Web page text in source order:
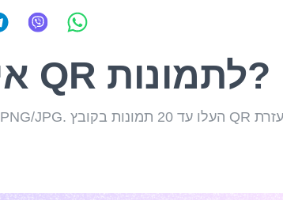
איך ליצור קוד QR לתמונות?